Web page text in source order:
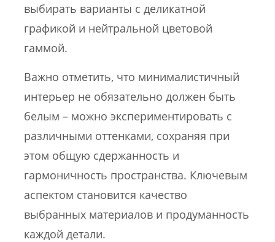
выбирать варианты с деликатной
графикой и нейтральной цветовой
гаммой.
Важно отметить, что минималистичный
интерьер не обязательно должен быть
белым – можно экспериментировать с
различными оттенками, сохраняя при
этом общую сдержанность и
гармоничность пространства. Ключевым
аспектом становится качество
выбранных материалов и продуманность
каждой детали.